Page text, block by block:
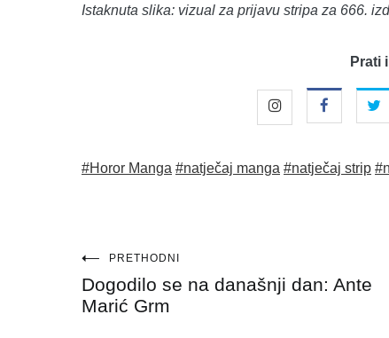
Istaknuta slika: vizual za prijavu stripa za 666.
Prati
#Horor Manga #natječaj manga #natječaj strip
Navigacija
objava
PRETHODNI
Dogodilo se na današnji dan: Ante
Marić Grm